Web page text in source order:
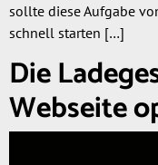
sollte diese Aufgabe
schnell starten […]
Die
Webseite